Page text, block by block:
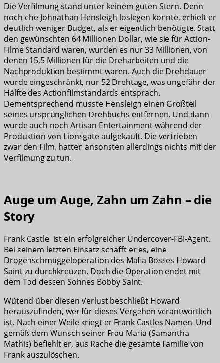
Die Verfilmung stand unter keinem guten Stern. Denn
noch ehe Johnathan Hensleigh loslegen konnte, erhielt er
deutlich weniger Budget, als er eigentlich benötigte. Statt
den gewünschten 64 Millionen Dollar, wie sie für Action-
Filme Standard waren, wurden es nur 33 Millionen, von
denen 15,5 Millionen für die Dreharbeiten und die
Nachproduktion bestimmt waren. Auch die Drehdauer
wurde eingeschränkt, nur 52 Drehtage, was ungefähr der
Hälfte des Actionfilmstandards entsprach.
Dementsprechend musste Hensleigh einen Großteil
seines ursprünglichen Drehbuchs entfernen. Und dann
wurde auch noch Artisan Entertainment während der
Produktion von Lionsgate aufgekauft. Die vertrieben
zwar den Film, hatten ansonsten allerdings nichts mit der
Verfilmung zu tun.
Auge um Auge, Zahn um Zahn – die
Story
Frank Castle ist ein erfolgreicher Undercover-FBI-Agent.
Bei seinem letzten Einsatz schafft er es, eine
Drogenschmuggeloperation des Mafia Bosses Howard
Saint zu durchkreuzen. Doch die Operation endet mit
dem Tod dessen Sohnes Bobby Saint.
Wütend über diesen Verlust beschließt Howard
herauszufinden, wer für dieses Vergehen verantwortlich
ist. Nach einer Weile kriegt er Frank Castles Namen. Und
gemäß dem Wunsch seiner Frau Maria (Samantha
Mathis) befiehlt er, aus Rache die gesamte Familie von
Frank auszulöschen.